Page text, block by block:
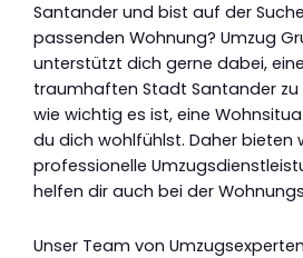
Santander und bist auf der
passenden Wohnung? Umzug
unterstützt dich gerne dabei,
traumhaften Stadt Santander zu
wie wichtig es ist, eine
du dich wohlfühlst. Daher bieten
professionelle
helfen dir auch bei der
Unser Team von